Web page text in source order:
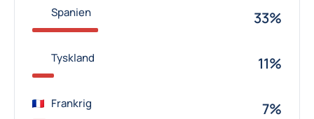
Spanien 33%
Tyskland 11%
Frankrig 7%